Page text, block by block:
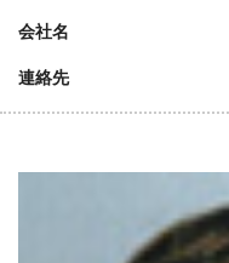
会社名
連絡先